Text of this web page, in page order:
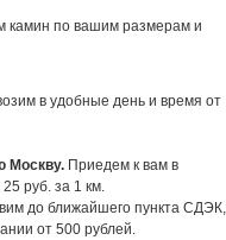
камин по вашим размерам и
в удобные день и время от
Москву. Приедем к вам в
руб. за 1 км.
до ближайшего пункта СДЭК,
от 500 рублей.